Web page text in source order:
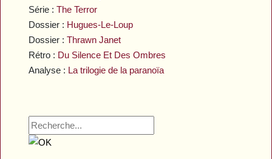
Série :The Terror
Dossier : Hugues-Le-Loup
Dossier :Thrawn Janet
Rétro : Du Silence Et Des Ombres
Analyse : La trilogie de la paranoïa